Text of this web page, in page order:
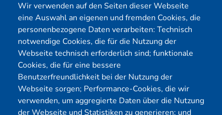
Wir verwenden auf den Seiten dieser Webseite
eine Auswahl an eigenen und fremden Cookies, die
personenbezogene Daten verarbeiten: Technisch
notwendige Cookies, die für die Nutzung der
Webseite technisch erforderlich sind; funktionale
Cookies, die für eine bessere
Benutzerfreundlichkeit bei der Nutzung der
Webseite sorgen; Performance-Cookies, die wir
verwenden, um aggregierte Daten über die Nutzung
der Webseite und Statistiken zu generieren; und
Telefon:0231 39814905
E-Mail:
info@yekta-it.de
(Mo.-Fr.9-17 Uhr)
Menü